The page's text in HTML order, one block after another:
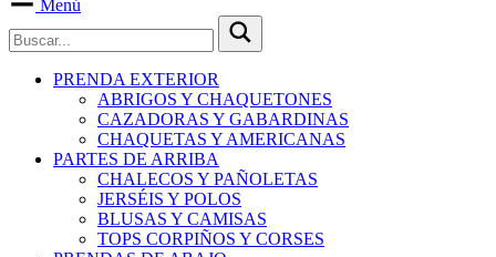
Menú
PRENDA EXTERIOR
ABRIGOS Y CHAQUETONES
CAZADORAS Y GABARDINAS
CHAQUETAS Y AMERICANAS
PARTES DE ARRIBA
CHALECOS Y PAÑOLETAS
JERSÉIS Y POLOS
BLUSAS Y CAMISAS
TOPS CORPIÑOS Y CORSES